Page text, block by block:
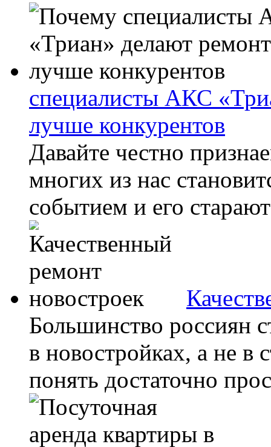
специалисты АКС
лучше конкурентов
Давайте честно
многих из нас
событием и его
Большинство россиян
в новостройках, а не в
понять достаточно